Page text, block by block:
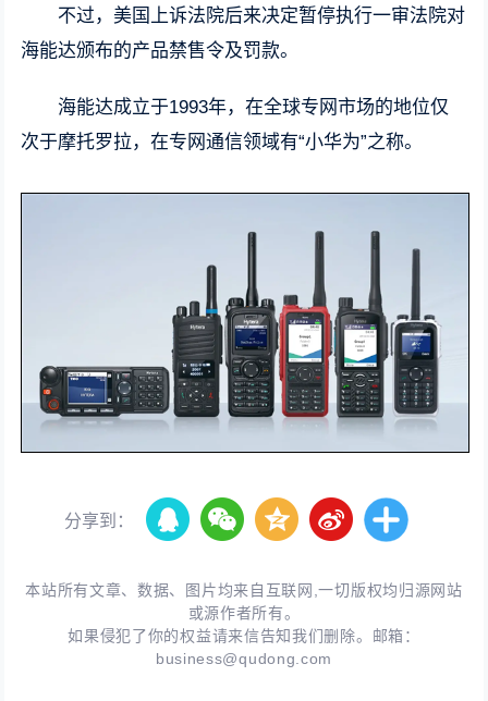
不过，美国上诉法院后来决定暂停执行一审法院对
海能达颁布的产品禁售令及罚款。
海能达成立于1993年，在全球专网市场的地位仅
次于摩托罗拉，在专网通信领域有“小华为”之称。
分享到：
本站所有文章、数据、图片均来自互联网,一切版权均归源网站
或源作者所有。
如果侵犯了你的权益请来信告知我们删除。邮箱：
business@qudong.com